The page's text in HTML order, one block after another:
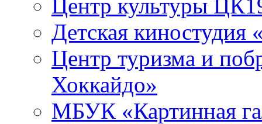
Центр культуры
Детская киностудия
Центр туризма и
Хоккайдо»
МБУК «Картинная